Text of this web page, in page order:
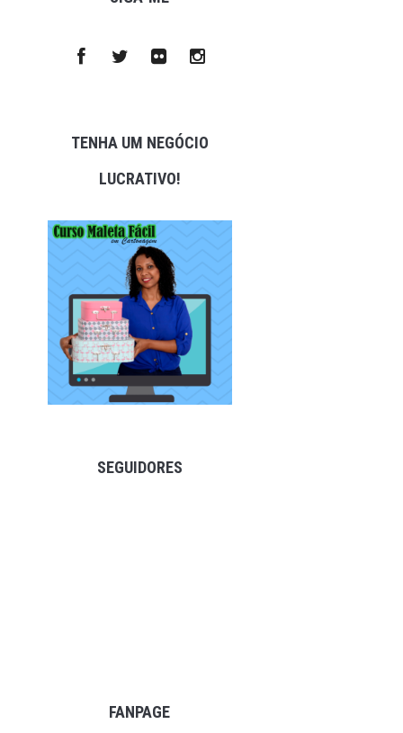
TENHA UM NEGÓCIO
LUCRATIVO!
SEGUIDORES
FANPAGE